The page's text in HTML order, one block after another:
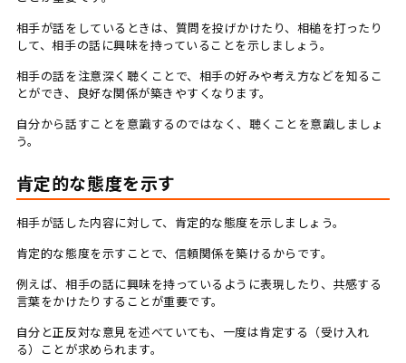
相手が話をしているときは、質問を投げかけたり、相槌を打ったり
して、相手の話に興味を持っていることを示しましょう。
相手の話を注意深く聴くことで、相手の好みや考え方などを知るこ
とができ、良好な関係が築きやすくなります。
自分から話すことを意識するのではなく、聴くことを意識しましょ
う。
肯定的な態度を示す
相手が話した内容に対して、肯定的な態度を示しましょう。
肯定的な態度を示すことで、信頼関係を築けるからです。
例えば、相手の話に興味を持っているように表現したり、共感する
言葉をかけたりすることが重要です。
自分と正反対な意見を述べていても、一度は肯定する（受け入れ
る）ことが求められます。